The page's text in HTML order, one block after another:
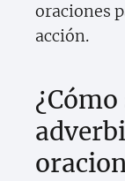
oraciones
acción.